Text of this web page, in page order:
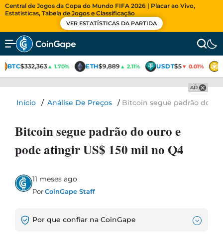
Central de Jogos da Copa do Mundo FIFA 2026 | Placar ao Vivo,
Estatísticas, Tabela de Jogos e Classificação
VER ESTATÍSTICAS DA PARTIDA
BTC$332,363▲ 1.70% ETH$9,889▲ 2.11% USDT$5▼ 0.01%
AD
Início / Análise De Preços / Bitcoin segue padrão do
Bitcoin segue padrão do ouro e
pode atingir US$ 150 mil no Q4
11 meses ago
PorCoinGape Staff
Por que confiar na CoinGape